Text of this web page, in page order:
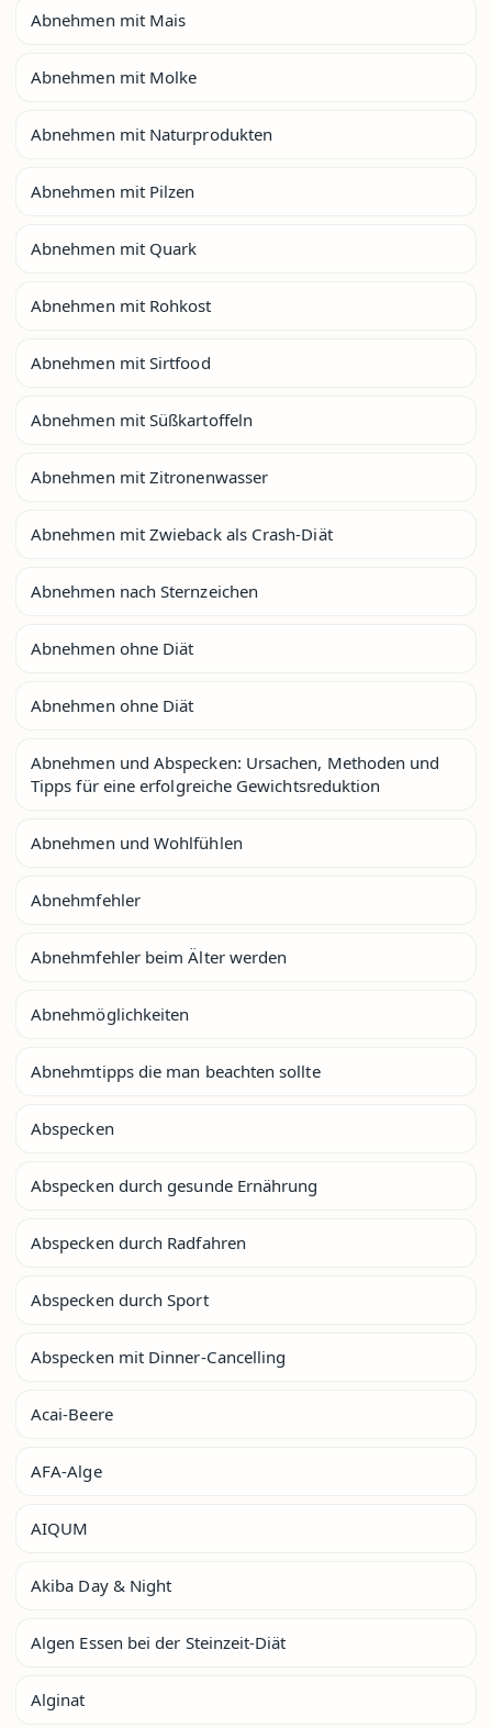
Abnehmen mit Mais
Abnehmen mit Molke
Abnehmen mit Naturprodukten
Abnehmen mit Pilzen
Abnehmen mit Quark
Abnehmen mit Rohkost
Abnehmen mit Sirtfood
Abnehmen mit Süßkartoffeln
Abnehmen mit Zitronenwasser
Abnehmen mit Zwieback als Crash-Diät
Abnehmen nach Sternzeichen
Abnehmen ohne Diät
Abnehmen ohne Diät
Abnehmen und Abspecken: Ursachen, Methoden und
Tipps für eine erfolgreiche Gewichtsreduktion
Abnehmen und Wohlfühlen
Abnehmfehler
Abnehmfehler beim Älter werden
Abnehmöglichkeiten
Abnehmtipps die man beachten sollte
Abspecken
Abspecken durch gesunde Ernährung
Abspecken durch Radfahren
Abspecken durch Sport
Abspecken mit Dinner-Cancelling
Acai-Beere
AFA-Alge
AIQUM
Akiba Day & Night
Algen Essen bei der Steinzeit-Diät
Alginat